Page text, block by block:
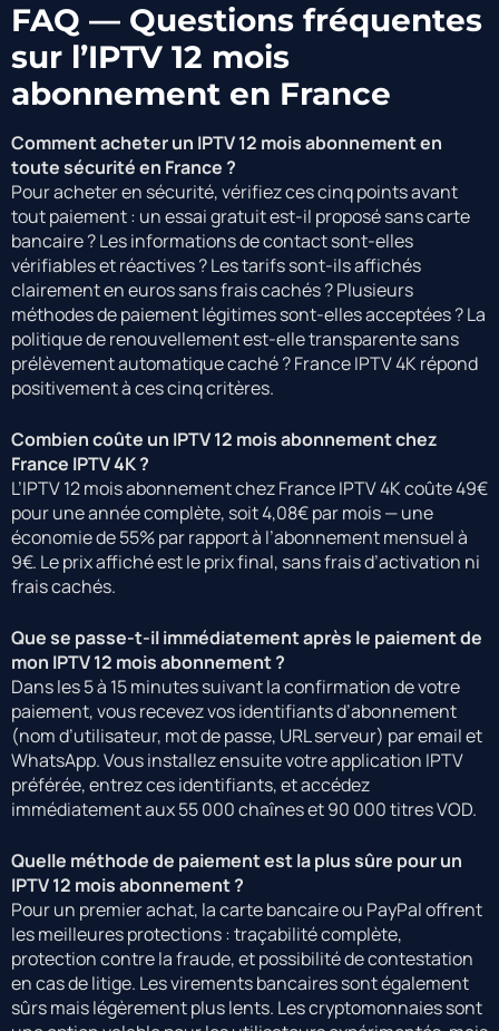
FAQ — Questions fréquentes
sur l’IPTV 12 mois
abonnement en France
Comment acheter un IPTV 12 mois abonnement en
toute sécurité en France ?
Pour acheter en sécurité, vérifiez ces cinq points avant
tout paiement : un essai gratuit est-il proposé sans carte
bancaire ? Les informations de contact sont-elles
vérifiables et réactives ? Les tarifs sont-ils affichés
clairement en euros sans frais cachés ? Plusieurs
méthodes de paiement légitimes sont-elles acceptées ? La
politique de renouvellement est-elle transparente sans
prélèvement automatique caché ? France IPTV 4K répond
positivement à ces cinq critères.
Combien coûte un IPTV 12 mois abonnement chez
France IPTV 4K ?
L’IPTV 12 mois abonnement chez France IPTV 4K coûte 49€
pour une année complète, soit 4,08€ par mois — une
économie de 55% par rapport à l’abonnement mensuel à
9€. Le prix affiché est le prix final, sans frais d’activation ni
frais cachés.
Que se passe-t-il immédiatement après le paiement de
mon IPTV 12 mois abonnement ?
Dans les 5 à 15 minutes suivant la confirmation de votre
paiement, vous recevez vos identifiants d’abonnement
(nom d’utilisateur, mot de passe, URL serveur) par email et
WhatsApp. Vous installez ensuite votre application IPTV
préférée, entrez ces identifiants, et accédez
immédiatement aux 55 000 chaînes et 90 000 titres VOD.
Quelle méthode de paiement est la plus sûre pour un
IPTV 12 mois abonnement ?
Pour un premier achat, la carte bancaire ou PayPal offrent
les meilleures protections : traçabilité complète,
protection contre la fraude, et possibilité de contestation
en cas de litige. Les virements bancaires sont également
sûrs mais légèrement plus lents. Les cryptomonnaies sont